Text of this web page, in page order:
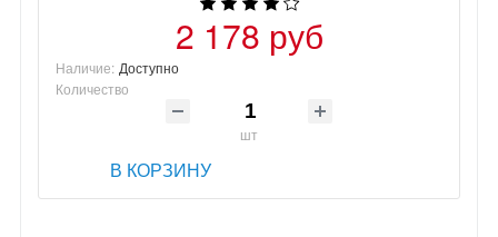
2 178 руб
Наличие: Доступно
Количество
шт
В КОРЗИНУ